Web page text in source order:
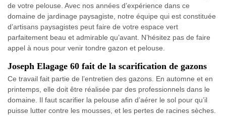
de votre pelouse. Avec nos années d’expérience dans ce
domaine de jardinage paysagiste, notre équipe qui est constituée
d’artisans paysagistes peut faire de votre espace vert
parfaitement beau et admirable qu’avant. N’hésitez pas de faire
appel à nous pour venir tondre gazon et pelouse.
Joseph Elagage 60 fait de la scarification de gazons
Ce travail fait partie de l’entretien des gazons. En automne et en
printemps, elle doit être réalisée par des professionnels dans le
domaine. Il faut scarifier la pelouse afin d’aérer le sol pour qu’il
puisse lutter contre les mousses, et les pertes de racines sèches.